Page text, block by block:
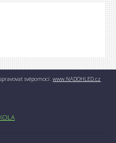
svépomocí.www.NADOHLED.cz